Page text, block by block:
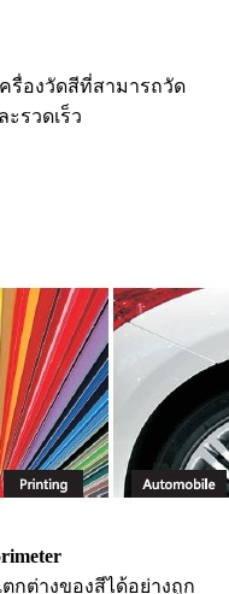
ครื่องวัดสีที่สามารถวัด
รวดเร็ว
กต่างของสีได้อย่างถูก